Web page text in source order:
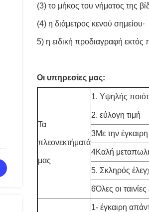
(3) το μήκος του νήματος της
(4) η διάμετρος κενού σημείου·
5) η ειδική προδιαγραφή εκτός
Οι υπηρεσίες μας:
Τα
πλεονεκτήματά
μας
1. Υψηλής
2. εύλογη τιμή
3Με την
4Καλή
5. Σκληρός
6Όλες οι ταινίες
1- έγκαιρη